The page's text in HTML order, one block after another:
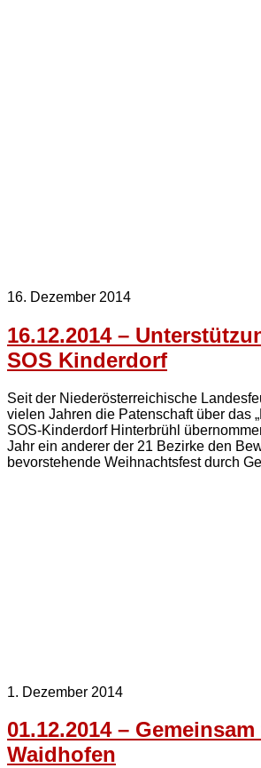
16. Dezember 2014
16.12.2014 –
SOS Kinderdorf
Seit der Niederösterreichische
vielen Jahren die Patenschaft über das
SOS-Kinderdorf Hinterbrühl
Jahr ein anderer der 21 Bezirke den
bevorstehende Weihnachtsfest durch
1. Dezember 2014
01.12.2014 –
Waidhofen